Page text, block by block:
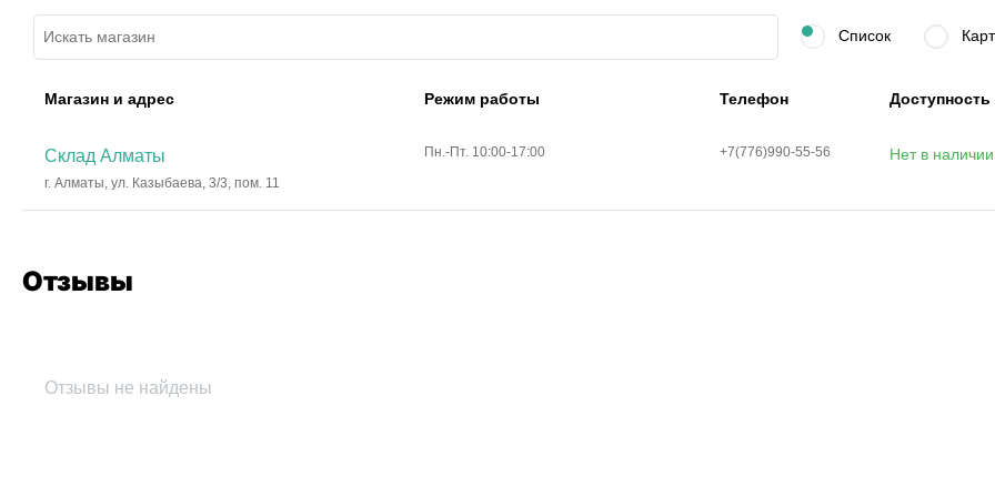
Список
Магазин и адрес Режим работы Телефон Доступность
Склад Алматы
г. Алматы, ул. Казыбаева, 3/3, пом. 11
Пн.-Пт. 10:00-17:00 +7(776)990-55-56 Нет в наличии
Отзывы
Отзывы не найдены